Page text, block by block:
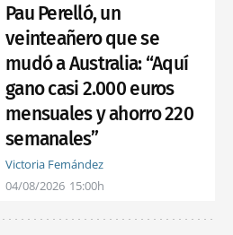
Pau Perelló, un
veinteañero que se
mudó a Australia: “Aquí
gano casi 2.000 euros
mensuales y ahorro 220
semanales”
Victoria Fernández
04/08/2026 15:00h